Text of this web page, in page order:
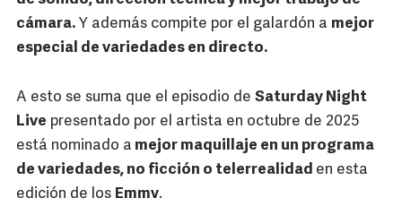
cámara. Y además compite por el galardón a mejor
especial de variedades en directo.
A esto se suma que el episodio de Saturday Night
Live presentado por el artista en octubre de 2025
está nominado a mejor maquillaje en un programa
de variedades, no ficción o telerrealidad en esta
edición de los Emmy.